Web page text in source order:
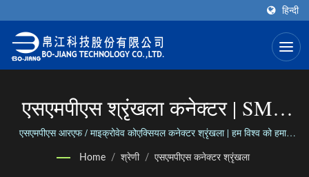
हिन्दी
एसएमपीएस श्रृंखला कनेक्टर | SMA
कोएक्सियल कनेक्टर (एंड-लॉन्च प्रकार)
निर्माता | BO-JIANG
एसएमपीएस आरएफ / माइक्रोवेव कोएक्सियल कनेक्टर श्रृंखला | हम विश्व को हमारे
विविधतापूर्ण कनेक्टर रेंज के माध्यम से जोड़ते हैं; हम विश्वासयोग्य व्यापार के माध्यम से
लोगों को जोड़ते हैं।
Home / श्रेणी / एसएमपीएस कनेक्टर श्रृंखला